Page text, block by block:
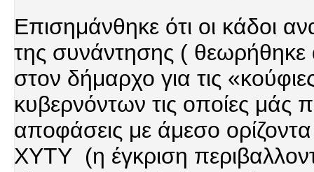
Επισημάνθηκε ότι οι κάδοι
της συνάντησης ( θεωρήθηκε
στον δήμαρχο για τις
κυβερνόντων τις οποίες μάς
αποφάσεις με άμεσο
ΧΥΤΥ (η έγκριση